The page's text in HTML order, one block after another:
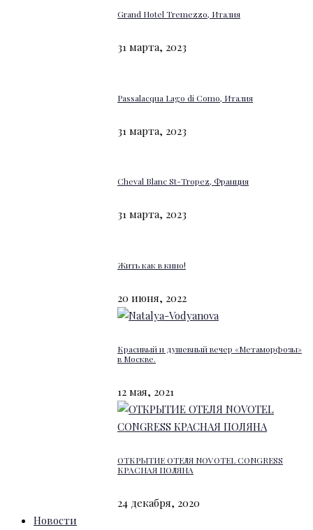
Grand Hotel Tremezzo, Италия
31 марта, 2023
Passalacqua Lago di Como, Италия
31 марта, 2023
Cheval Blanc St-Tropez, Франция
31 марта, 2023
Жить как в кино!
20 июня, 2022
Красивый и душевный вечер «Метаморфозы»
в Москве.
12 мая, 2021
ОТКРЫТИЕ ОТЕЛЯ NOVOTEL CONGRESS
КРАСНАЯ ПОЛЯНА
24 декабря, 2020
Новости